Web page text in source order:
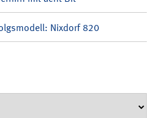
Nixdorf 820